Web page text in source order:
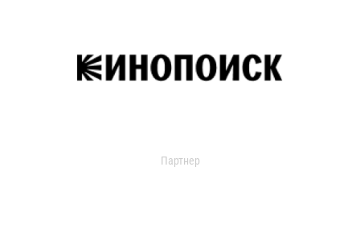
Партнер